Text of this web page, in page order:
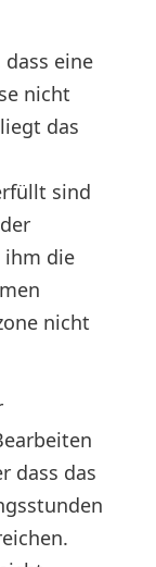
eine
nicht
das
sind
ihm die
nicht
dass das